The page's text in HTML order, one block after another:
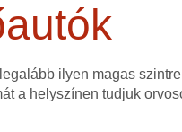
ilyen magas
a helyszínen tudjuk